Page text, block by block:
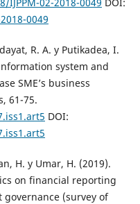
0049
R. A. y Putikadea, I.
system and
SME’s business
61-75.
DOI:
H. y Umar, H. (2019).
on financial reporting
(survey of